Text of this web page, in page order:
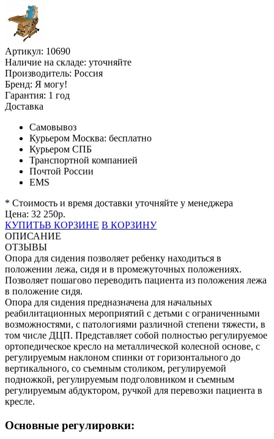
Артикул: 10690
Наличие на складе: уточняйте
Производитель: Россия
Бренд: Я могу!
Гарантия: 1 год
Доставка
Самовывоз
Курьером Москва: бесплатно
Курьером СПБ
Транспортной компанией
Почтой России
EMS
* Стоимость и время доставки уточняйте у менеджера
Цена: 32 250р.
КУПИТЬВ КОРЗИНЕ В КОРЗИНУ
ОПИСАНИЕ
ОТЗЫВЫ
Опора для сидения позволяет ребенку находиться в
положении лежа, сидя и в промежуточных положениях.
Позволяет пошагово переводить пациента из положения лежа
в положение сидя.
Опора для сидения предназначена для начальных
реабилитационных мероприятий с детьми с ограниченными
возможностями, с патологиями различной степени тяжести, в
том числе ДЦП. Представляет собой полностью регулируемое
ортопедическое кресло на металлической колесной основе, с
регулируемым наклоном спинки от горизонтального до
вертикального, со съемным столиком, регулируемой
подножкой, регулируемым подголовником и съемным
регулируемым абдуктором, ручкой для перевозки пациента в
кресле.
Основные регулировки: